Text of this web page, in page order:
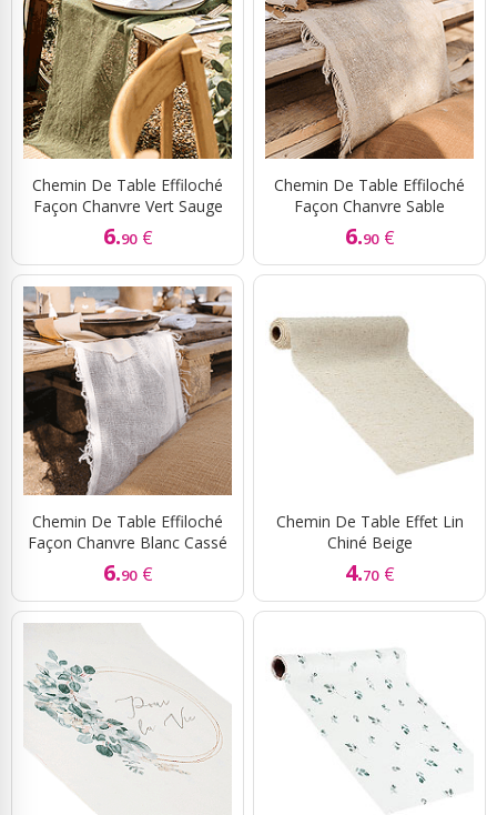
Chemin De Table Effiloché
Façon Chanvre Vert Sauge
6.90 €
Chemin De Table Effiloché
Façon Chanvre Sable
6.90 €
Chemin De Table Effiloché
Façon Chanvre Blanc Cassé
6.90 €
Chemin De Table Effet Lin
Chiné Beige
4.70 €